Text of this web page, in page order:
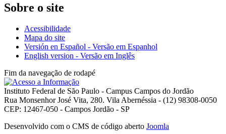
Sobre o site
Acessibilidade
Mapa do site
Versión en Español - Versão em Espanhol
English version - Versão em Inglês
Fim da navegação de rodapé
Instituto Federal de São Paulo - Campus Campos do Jordão
Rua Monsenhor José Vita, 280. Vila Abernéssia - (12) 98308-0050
CEP: 12467-050 - Campos Jordão - SP
Desenvolvido com o CMS de código aberto Joomla